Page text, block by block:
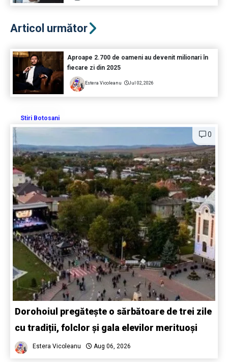
Articol următor
Aproape 2.700 de oameni au devenit milionari în
fiecare zi din 2025
Estera Vicoleanu Jul 02, 2026
Stiri Botosani
0
Dorohoiul pregătește o sărbătoare de trei zile
cu tradiții, folclor și gala elevilor merituoși
Estera Vicoleanu Aug 06, 2026